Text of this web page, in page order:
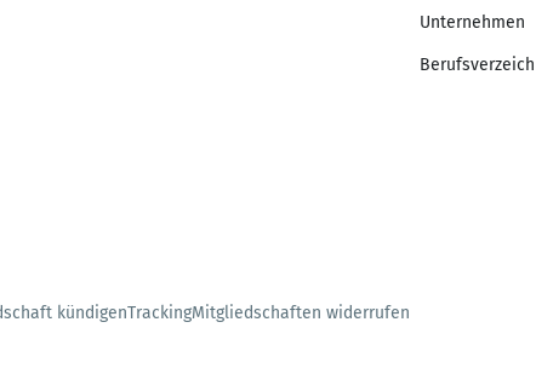
Unternehmen
kündigenTrackingMitgliedschaften widerrufen